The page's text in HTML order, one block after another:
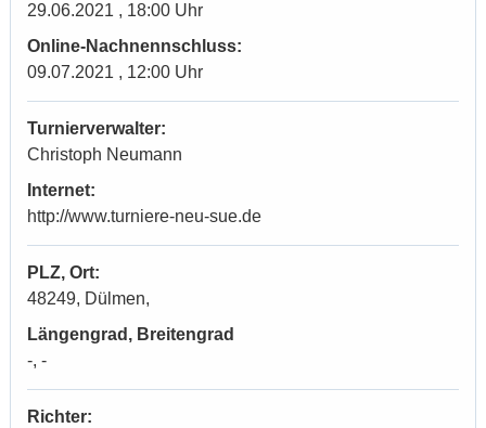
29.06.2021 , 18:00 Uhr
Online-Nachnennschluss:
09.07.2021 , 12:00 Uhr
Turnierverwalter:
Christoph Neumann
Internet:
http://www.turniere-neu-sue.de
PLZ, Ort:
48249, Dülmen,
Längengrad, Breitengrad
-, -
Richter: